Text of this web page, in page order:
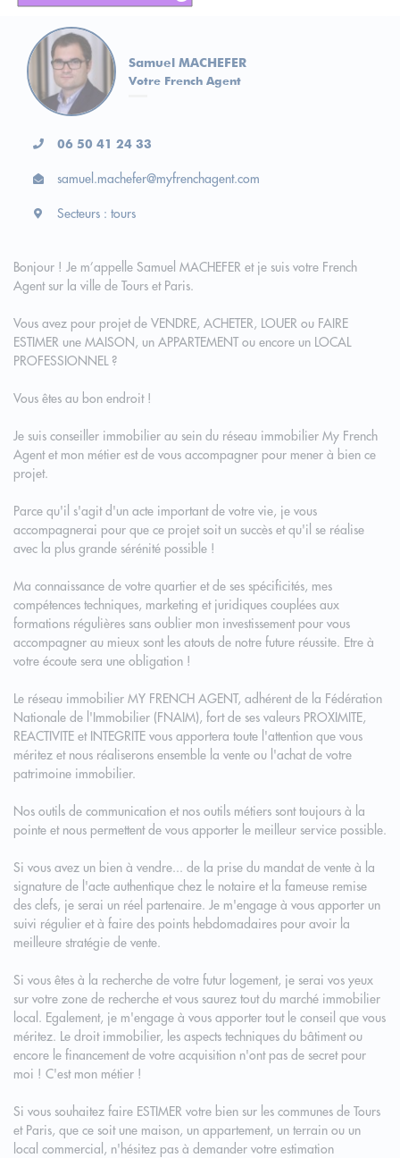
Samuel MACHEFER
Votre French Agent
06 50 41 24 33
samuel.machefer@myfrenchagent.com
Secteurs : tours
Bonjour ! Je m’appelle Samuel MACHEFER et je suis votre French
Agent sur la ville de Tours et Paris.
Vous avez pour projet de VENDRE, ACHETER, LOUER ou FAIRE
ESTIMER une MAISON, un APPARTEMENT ou encore un LOCAL
PROFESSIONNEL ?
Vous êtes au bon endroit !
Je suis conseiller immobilier au sein du réseau immobilier My French
Agent et mon métier est de vous accompagner pour mener à bien ce
projet.
Parce qu'il s'agit d'un acte important de votre vie, je vous
accompagnerai pour que ce projet soit un succès et qu'il se réalise
avec la plus grande sérénité possible !
Ma connaissance de votre quartier et de ses spécificités, mes
compétences techniques, marketing et juridiques couplées aux
formations régulières sans oublier mon investissement pour vous
accompagner au mieux sont les atouts de notre future réussite. Etre à
votre écoute sera une obligation !
Le réseau immobilier MY FRENCH AGENT, adhérent de la Fédération
Nationale de l'Immobilier (FNAIM), fort de ses valeurs PROXIMITE,
REACTIVITE et INTEGRITE vous apportera toute l'attention que vous
méritez et nous réaliserons ensemble la vente ou l'achat de votre
patrimoine immobilier.
Nos outils de communication et nos outils métiers sont toujours à la
pointe et nous permettent de vous apporter le meilleur service possible.
Si vous avez un bien à vendre... de la prise du mandat de vente à la
signature de l'acte authentique chez le notaire et la fameuse remise
des clefs, je serai un réel partenaire. Je m'engage à vous apporter un
suivi régulier et à faire des points hebdomadaires pour avoir la
meilleure stratégie de vente.
Si vous êtes à la recherche de votre futur logement, je serai vos yeux
sur votre zone de recherche et vous saurez tout du marché immobilier
local. Egalement, je m'engage à vous apporter tout le conseil que vous
méritez. Le droit immobilier, les aspects techniques du bâtiment ou
encore le financement de votre acquisition n'ont pas de secret pour
moi ! C'est mon métier !
Si vous souhaitez faire ESTIMER votre bien sur les communes de Tours
et Paris, que ce soit une maison, un appartement, un terrain ou un
local commercial, n'hésitez pas à demander votre estimation